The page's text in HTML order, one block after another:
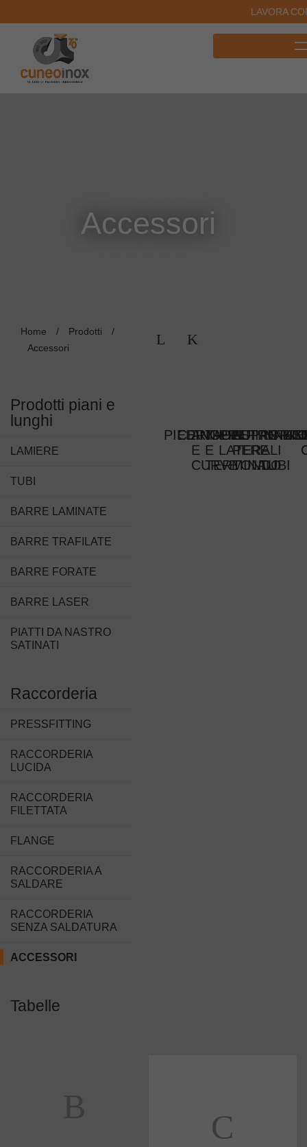
LAVORA
Accessori
Home / Prodotti
/
Accessori
Prodotti piani e
lunghi
LAMIERE
TUBI
BARRE LAMINATE
BARRE TRAFILATE
BARRE FORATE
BARRE LASER
PIATTI DA NASTRO
SATINATI
Raccorderia
PRESSFITTING
RACCORDERIA
LUCIDA
RACCORDERIA
FILETTATA
FLANGE
RACCORDERIA A
SALDARE
RACCORDERIA
SENZA SALDATURA
ACCESSORI
Tabelle
PIEDINI
CERNIERE
ANGOLI
E
CURVE
TAPPI
E
TERMINALI
PIASTRE
LATERALI
PER
TONDO
E
TUBI